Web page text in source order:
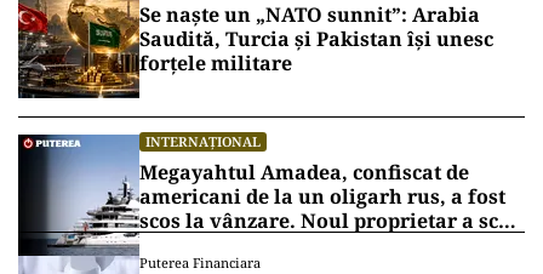
Se naște un „NATO sunnit”: Arabia
Saudită, Turcia și Pakistan își unesc
forțele militare
INTERNAȚIONAL
Megayahtul Amadea, confiscat de
americani de la un oligarh rus, a fost
scos la vânzare. Noul proprietar a scos
Puterea Financiara